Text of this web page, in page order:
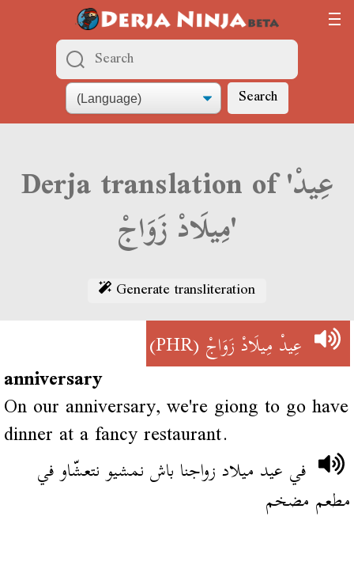
Search
Derja translation of 'عِيدْ
مِيلَادْ زَوَاجْ'
Generate transliteration
عِيدْ مِيلَادْ زَوَاجْ(PHR)
anniversary
On our anniversary, we're giong to go have
dinner at a fancy restaurant.
في عيد ميلاد زواجنا باش نمشيو نتعشّاو في
مطعم مضخم